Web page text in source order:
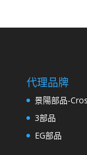
代理品牌
景陽部品-
3部品
EG部品